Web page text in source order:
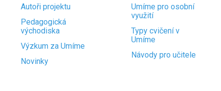
Autoři projektu
Pedagogická
východiska
Výzkum za Umíme
Novinky
Umíme pro osobní
využití
Typy cvičení v
Umíme
Návody pro učitele